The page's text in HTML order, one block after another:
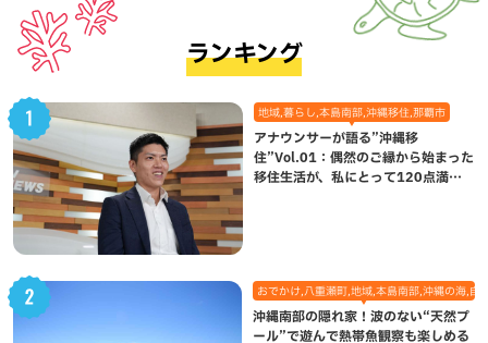
ランキング
地域,暮らし,本島南部,沖縄移住,那覇市
アナウンサーが語る”沖縄移
住”Vol.01：偶然のご縁から始まった
移住生活が、私にとって120点満点
おでかけ,八重瀬町,地域,本島南部,沖縄の海,自
沖縄南部の隠れ家！波のない“天然プ
ール”で遊んで熱帯魚観察も楽しめる